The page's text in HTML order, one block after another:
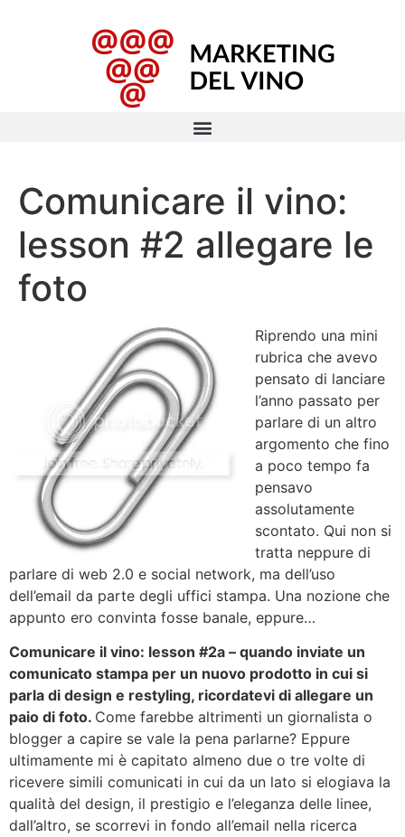
Comunicare il vino:
lesson #2 allegare le
foto
Riprendo una mini
rubrica che avevo
pensato di lanciare
l’anno passato per
parlare di un altro
argomento che fino
a poco tempo fa
pensavo
assolutamente
scontato. Qui non si
tratta neppure di
parlare di web 2.0 e social network, ma dell’uso
dell’email da parte degli uffici stampa. Una nozione che
appunto ero convinta fosse banale, eppure…
Comunicare il vino: lesson #2a – quando inviate un
comunicato stampa per un nuovo prodotto in cui si
parla di design e restyling, ricordatevi di allegare un
paio di foto. Come farebbe altrimenti un giornalista o
blogger a capire se vale la pena parlarne? Eppure
ultimamente mi è capitato almeno due o tre volte di
ricevere simili comunicati in cui da un lato si elogiava la
qualità del design, il prestigio e l’eleganza delle linee,
dall’altro, se scorrevi in fondo all’email nella ricerca